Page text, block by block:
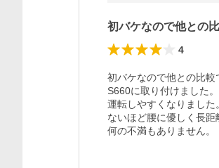
初バケなので他との
4
初バケなので他との比較
S660に取り付けました
運転しやすくなりまし
ないほど腰に優しく長距
何の不満もありません。